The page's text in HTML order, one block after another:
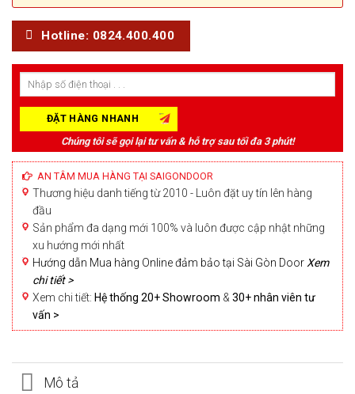
Hotline: 0824.400.400
Chúng tôi sẽ gọi lại tư vấn & hỗ trợ sau tối đa 3 phút!
AN TÂM MUA HÀNG TẠI SAIGONDOOR
Thương hiệu danh tiếng từ 2010 - Luôn đặt uy tín lên hàng
đầu
Sản phẩm đa dạng mới 100% và luôn được cập nhật những
xu hướng mới nhất
Hướng dẫn Mua hàng Online đảm bảo tại Sài Gòn Door Xem
chi tiết >
Xem chi tiết: Hệ thống 20+ Showroom & 30+ nhân viên tư
vấn >
Mô tả